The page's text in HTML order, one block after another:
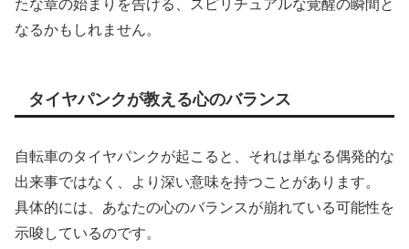
たな章の始まりを告げる、スピリチュアルな覚醒の瞬間と
なるかもしれません。
タイヤパンクが教える心のバランス
自転車のタイヤパンクが起こると、それは単なる偶発的な
出来事ではなく、より深い意味を持つことがあります。
具体的には、あなたの心のバランスが崩れている可能性を
示唆しているのです。